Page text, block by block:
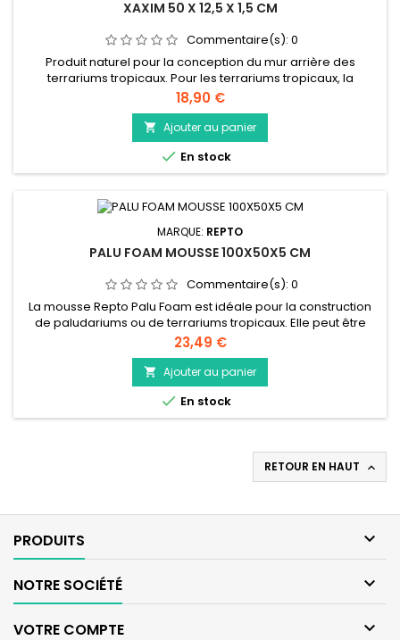
XAXIM 50 X 12,5 X 1,5 CM
Commentaire(s): 0
Produit naturel pour la conception du mur arrière des
terrariums tropicaux. Pour les terrariums tropicaux, la
décoration parfaite du terrarium est possible avec nos
plaques xaxim Arrière-plan. Xaxim est un produit des forêts
humides, il peut être trouvé dans les nombreux espaces
entre les graines et les spores de plantes vivantes,
principalement des...
Prix
18,90 €
 Ajouter au panier
 En stock
MARQUE: REPTO
PALU FOAM MOUSSE 100X50X5 CM
Commentaire(s): 0
La mousse Repto Palu Foam est idéale pour la construction
de paludariums ou de terrariums tropicaux. Elle peut être
utilisée sur le sol comme couche de drainage ou comme
média filtrant.
Prix
23,49 €
 Ajouter au panier
 En stock
RETOUR EN HAUT 
PRODUITS 
NOTRE SOCIÉTÉ 
VOTRE COMPTE 